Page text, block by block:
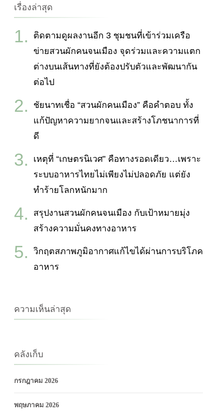
เรื่องล่าสุด
ติดตามดูผลงานอีก 3 ชุมชนที่เข้าร่วมเครือ
ข่ายสวนผักคนจนเมือง จุดร่วมและความแตก
ต่างบนเส้นทางที่ยังต้องปรับตัวและพัฒนากัน
ต่อไป
ชัยนาทเชื่อ “สวนผักคนเมือง” คือคำตอบ ทั้ง
แก้ปัญหาความยากจนและสร้างโภชนาการที่
ดี
เหตุที่ “เกษตรนิเวศ” คือทางรอดเดียว…เพราะ
ระบบอาหารไทยไม่เพียงไม่ปลอดภัย แต่ยัง
ทำร้ายโลกหนักมาก
สรุปงานสวนผักคนจนเมือง กับเป้าหมายมุ่ง
สร้างความมั่นคงทางอาหาร
วิกฤตสภาพภูมิอากาศแก้ไขได้ผ่านการบริโภค
อาหาร
ความเห็นล่าสุด
คลังเก็บ
กรกฎาคม 2026
พฤษภาคม 2026